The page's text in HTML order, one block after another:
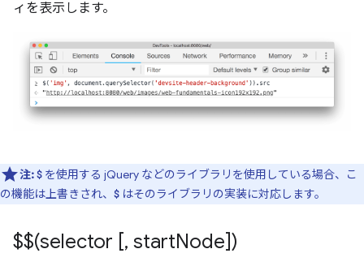
ィを表示します。
注:$ を使用する jQuery などのライブラリを使用している場合、こ
の機能は上書きされ、 $ はそのライブラリの実装に対応します。
$$(selector [, startNode])